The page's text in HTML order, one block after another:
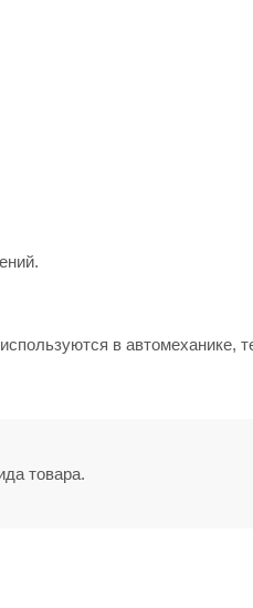
в автомеханике,
товара.